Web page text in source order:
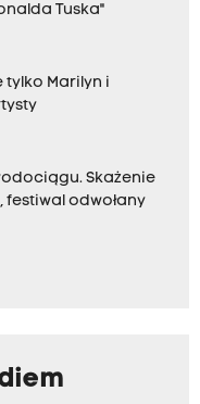
Tuska"
tylko Marilyn i
Skażenie
odwołany